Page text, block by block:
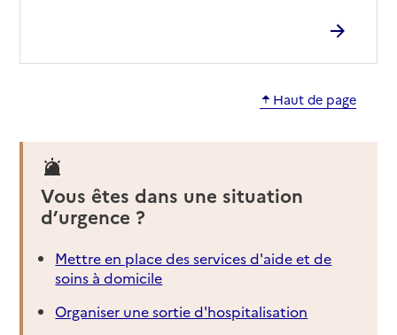
Haut de page
Vous êtes dans une situation
d’urgence ?
Mettre en place des services d'aide et de
soins à domicile
Organiser une sortie d'hospitalisation